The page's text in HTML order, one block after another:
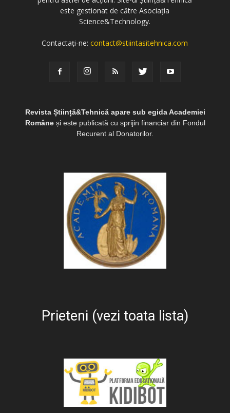
este gestionat de către Asociația
Science&Technology.
Contactați-ne:contact@stiintasitehnica.com
Revista Știință&Tehnică apare sub egida Academiei
Româneși este publicată cu sprijin financiar din Fondul
Recurent al Donatorilor.
Prieteni (vezi toata lista)